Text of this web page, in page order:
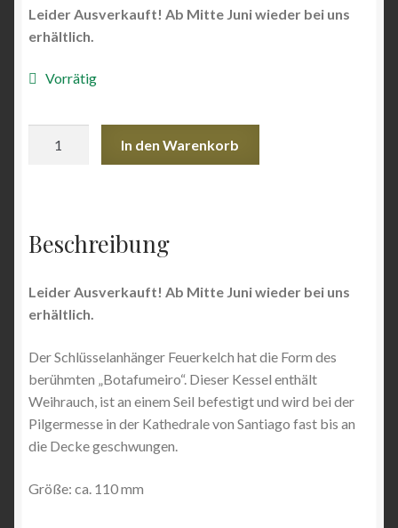
Angebote
Leider Ausverkauft! Ab Mitte Juni wieder bei uns
erhältlich.
Vorrätig
In den Warenkorb
Beschreibung
Leider Ausverkauft! Ab Mitte Juni wieder bei uns
erhältlich.
Der Schlüsselanhänger Feuerkelch hat die Form des
berühmten „Botafumeiro“. Dieser Kessel enthält
Weihrauch, ist an einem Seil befestigt und wird bei der
Pilgermesse in der Kathedrale von Santiago fast bis an
die Decke geschwungen.
Größe: ca. 110 mm